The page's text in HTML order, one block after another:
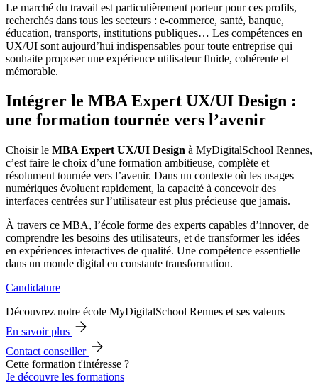
Le marché du travail est particulièrement porteur pour ces profils,
recherchés dans tous les secteurs : e-commerce, santé, banque,
éducation, transports, institutions publiques… Les compétences en
UX/UI sont aujourd’hui indispensables pour toute entreprise qui
souhaite proposer une expérience utilisateur fluide, cohérente et
mémorable.
Intégrer le MBA Expert UX/UI Design :
une formation tournée vers l’avenir
Choisir le MBA Expert UX/UI Design à MyDigitalSchool Rennes,
c’est faire le choix d’une formation ambitieuse, complète et
résolument tournée vers l’avenir. Dans un contexte où les usages
numériques évoluent rapidement, la capacité à concevoir des
interfaces centrées sur l’utilisateur est plus précieuse que jamais.
À travers ce MBA, l’école forme des experts capables d’innover, de
comprendre les besoins des utilisateurs, et de transformer les idées
en expériences interactives de qualité. Une compétence essentielle
dans un monde digital en constante transformation.
Candidature
Découvrez notre école MyDigitalSchool Rennes et ses valeurs
En savoir plus
Contact conseiller
Cette formation t'intéresse ?
Je découvre les formations